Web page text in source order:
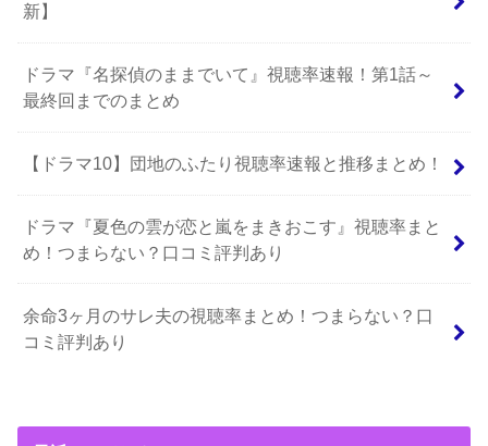
新】
ドラマ『名探偵のままでいて』視聴率速報！第1話～
最終回までのまとめ
【ドラマ10】団地のふたり視聴率速報と推移まとめ！
ドラマ『夏色の雲が恋と嵐をまきおこす』視聴率まと
め！つまらない？口コミ評判あり
余命3ヶ月のサレ夫の視聴率まとめ！つまらない？口
コミ評判あり